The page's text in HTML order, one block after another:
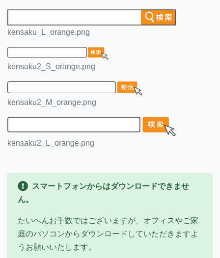
kensaku_L_orange.png
kensaku2_S_orange.png
kensaku2_M_orange.png
kensaku2_L_orange.png
スマートフォンからはダウンロードできませ
ん。
たいへんお手数ではございますが、オフィスやご家
庭のパソコンからダウンロードしていただきますよ
うお願いいたします。